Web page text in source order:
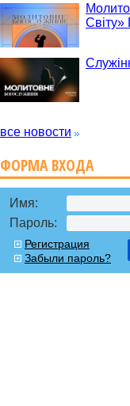
Світу»
все новости
ФОРМА ВХОДА
Имя:
Пароль:
Регистрация
Забыли пароль?